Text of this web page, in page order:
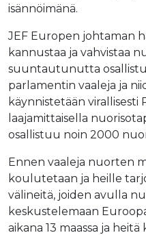
isännöimänä.
JEF Europen johtaman
kannustaa ja vahvistaa
suuntautunutta
parlamentin vaaleja ja
käynnistetään virallisesti
laajamittaisella
osallistuu noin 2000
Ennen vaaleja nuorten
koulutetaan ja heille
välineitä, joiden avulla
keskustelemaan
aikana 13 maassa ja